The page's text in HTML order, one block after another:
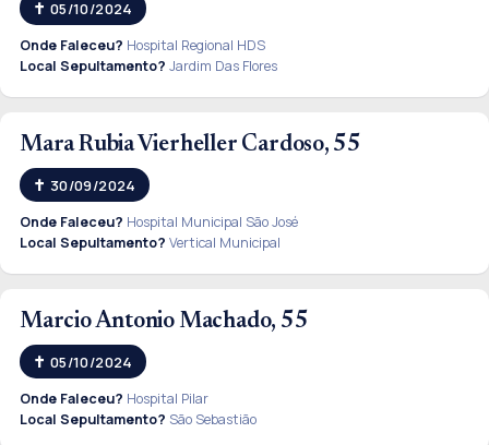
05/10/2024
Onde Faleceu? Hospital Regional HDS
Local Sepultamento? Jardim Das Flores
Mara Rubia Vierheller Cardoso, 55
30/09/2024
Onde Faleceu? Hospital Municipal São José
Local Sepultamento? Vertical Municipal
Marcio Antonio Machado, 55
05/10/2024
Onde Faleceu? Hospital Pilar
Local Sepultamento? São Sebastião